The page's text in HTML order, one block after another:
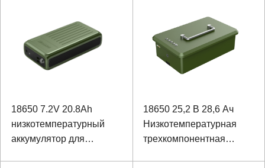
18650 7.2V 20.8Ah
низкотемпературный
аккумулятор для
18650 25,2 В 28,6 Ач
Низкотемпературная
трехкомпонентная